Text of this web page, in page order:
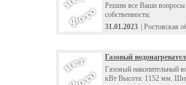
Решим все Ваши вопросы
собственности.
31.01.2023 | Ростовская
Газовый
Газовый накопительный
кВт Высота: 1152 мм.